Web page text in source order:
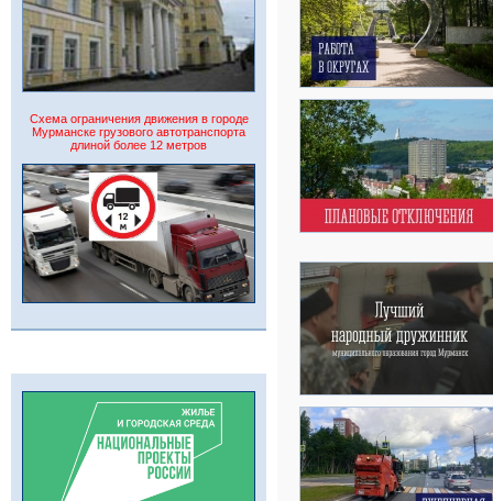
Схема ограничения движения в городе
Мурманске грузового автотранспорта
длиной более 12 метров